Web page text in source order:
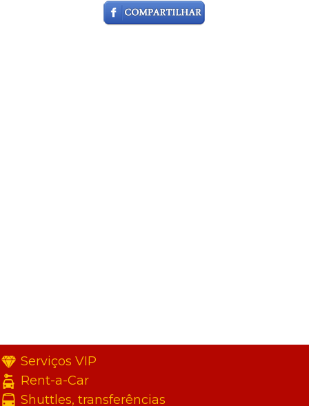
Serviços VIP
Rent-a-Car
Shuttles, transferências